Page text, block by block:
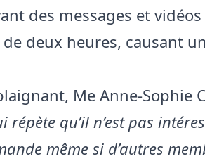
des messages et
deux heures, causant
Me Anne-Sophie
répète qu’il n’est pas
même si d’autres